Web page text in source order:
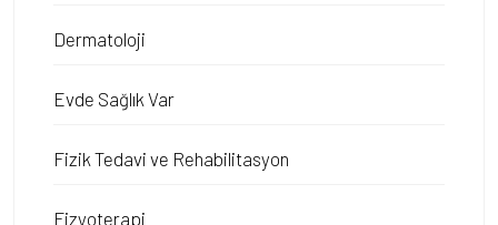
Dermatoloji
Evde Sağlık Var
Fizik Tedavi ve Rehabilitasyon
Fizyoterapi